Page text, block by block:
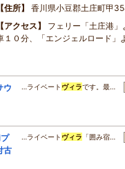
住所
香川県小豆郡土庄町甲
アクセス
フェリー「土庄港
１０分、「エンジェルロード」
ウ
…ライベート ヴィラです。最…
古
…ライベート ヴィラ 「囲み宿…